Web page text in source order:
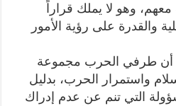
وهو لا يملك قراراً
والقدرة على رؤية الأمور
أن طرفي الحرب مجموعة
واستمرار الحرب، بدليل
التي تنم عن عدم إدراك